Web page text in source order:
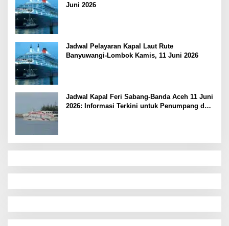
Juni 2026
Jadwal Pelayaran Kapal Laut Rute
Banyuwangi-Lombok Kamis, 11 Juni 2026
Jadwal Kapal Feri Sabang-Banda Aceh 11 Juni
2026: Informasi Terkini untuk Penumpang dan